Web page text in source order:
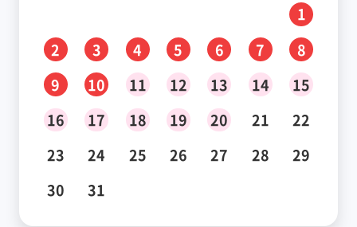
1
2
3 4 5 6 7
8
9
10 11 12 13 14
15
16
17 18 19 20 21
22
23
24 25 26 27 28
29
30
31